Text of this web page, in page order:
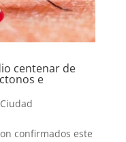
centenar de
e
Ciudad
confirmados este